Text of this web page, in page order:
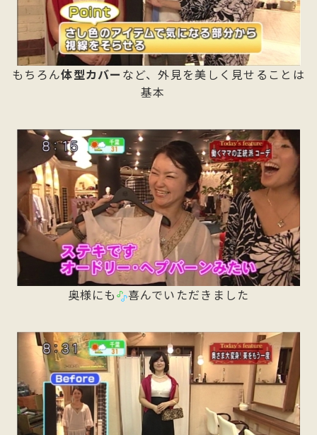
もちろん体型カバー など、外見を美しく見せることは
基本
奥様にも 喜んでいただきました